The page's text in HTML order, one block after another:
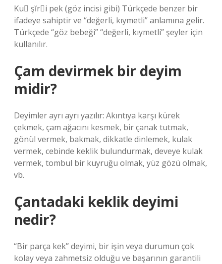
Ku şĭri pek (göz incisi gibi) Türkçede benzer bir
ifadeye sahiptir ve “değerli, kıymetli” anlamına gelir.
Türkçede “göz bebeği” “değerli, kıymetli” şeyler için
kullanılır.
Çam devirmek bir deyim
midir?
Deyimler ayrı ayrı yazılır: Akıntıya karşı kürek
çekmek, çam ağacını kesmek, bir çanak tutmak,
gönül vermek, bakmak, dikkatle dinlemek, kulak
vermek, cebinde keklik bulundurmak, deveye kulak
vermek, tombul bir kuyruğu olmak, yüz gözü olmak,
vb.
Çantadaki keklik deyimi
nedir?
“Bir parça kek” deyimi, bir işin veya durumun çok
kolay veya zahmetsiz olduğu ve başarının garantili